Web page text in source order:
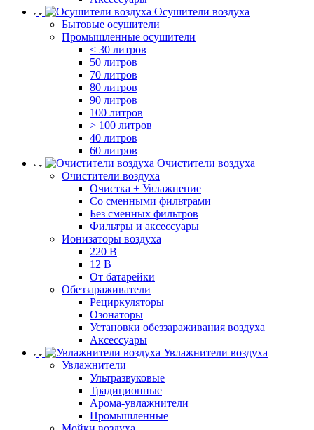
Осушители воздуха
Бытовые осушители
Промышленные осушители
< 30 литров
50 литров
70 литров
80 литров
90 литров
100 литров
> 100 литров
40 литров
60 литров
Очистители воздуха
Очистители воздуха
Очистка + Увлажнение
Cо сменными фильтрами
Без сменных фильтров
Фильтры и аксессуары
Ионизаторы воздуха
220 В
12 В
От батарейки
Обеззараживатели
Рециркуляторы
Озонаторы
Установки обеззараживания воздуха
Аксессуары
Увлажнители воздуха
Увлажнители
Ультразвуковые
Традиционные
Арома-увлажнители
Промышленные